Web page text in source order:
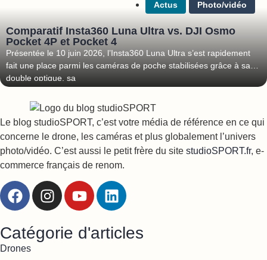
Actus Photo/vidéo
Comparatif Insta360 Luna Ultra vs. DJI Osmo
Pocket 4P et Pocket 4
Présentée le 10 juin 2026, l’Insta360 Luna Ultra s’est rapidement
fait une place parmi les caméras de poche stabilisées grâce à sa
double optique, sa
Le blog studioSPORT, c’est votre média de référence en ce qui
concerne le drone, les caméras et plus globalement l’univers
photo/vidéo. C’est aussi le petit frère du site studioSPORT.fr, e-
commerce français de renom.
Catégorie d'articles
Drones